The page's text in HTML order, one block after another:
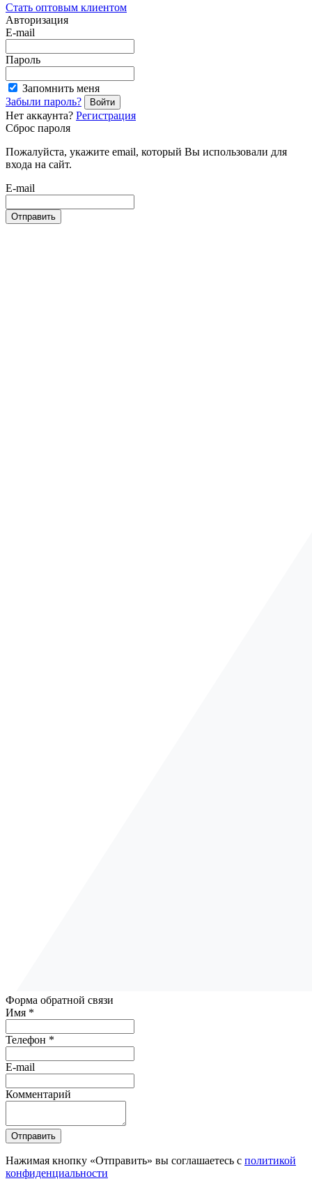
Стать оптовым клиентом
Авторизация
E-mail
Пароль
Запомнить меня
Забыли пароль?
Войти
Нет аккаунта? Регистрация
Сброс пароля
Пожалуйста, укажите email, который Вы использовали для
входа на сайт.
E-mail
Отправить
Форма обратной связи
Имя *
Телефон *
E-mail
Комментарий
Отправить
Нажимая кнопку «Отправить» вы соглашаетесь с политикой
конфиденциальности